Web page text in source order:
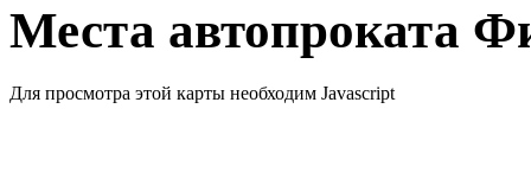
Места автопроката
Для просмотра этой карты необходим Javascript